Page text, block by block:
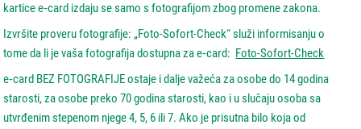
kartice e‑card izdaju se samo s fotografijom zbog promene zakona.
Izvršite proveru fotografije: „Foto-Sofort-Check“ služi informisanju o
tome da li je vaša fotografija dostupna za e‑card: Foto-Sofort-Check
e‑card BEZ FOTOGRAFIJE ostaje i dalje važeća za osobe do 14 godina
starosti, za osobe preko 70 godina starosti, kao i u slučaju osoba sa
utvrđenim stepenom njege 4, 5, 6 ili 7. Ako je prisutna bilo koja od